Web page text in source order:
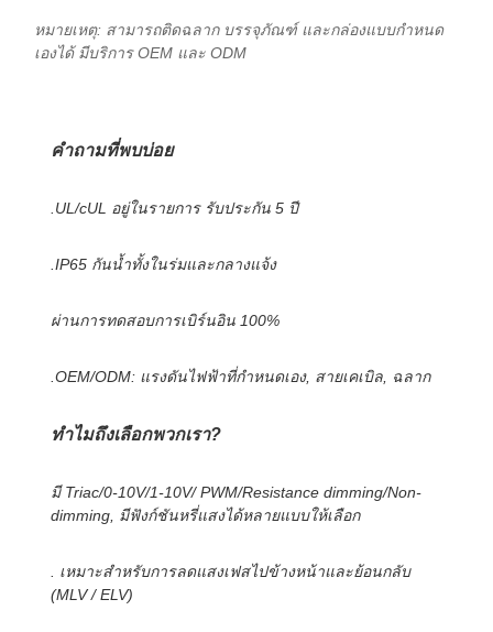
หมายเหตุ: สามารถติดฉลาก บรรจุภัณฑ์ และกล่องแบบกำหนด
เองได้ มีบริการ OEM และ ODM
คำถามที่พบบ่อย
.UL/cUL อยู่ในรายการ รับประกัน 5 ปี
.IP65 กันน้ำทั้งในร่มและกลางแจ้ง
ผ่านการทดสอบการเบิร์นอิน 100%
.OEM/ODM: แรงดันไฟฟ้าที่กำหนดเอง, สายเคเบิล, ฉลาก
ทำไมถึงเลือกพวกเรา?
มี Triac/0-10V/1-10V/ PWM/Resistance dimming/Non-
dimming, มีฟังก์ชันหรี่แสงได้หลายแบบให้เลือก
. เหมาะสำหรับการลดแสงเฟสไปข้างหน้าและย้อนกลับ
(MLV / ELV)